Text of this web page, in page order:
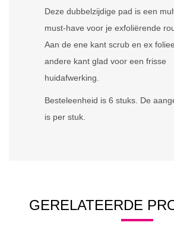
Deze dubbelzijdige pad is een
must-have voor je exfoliërende
Aan de ene kant scrub en ex
andere kant glad voor een frisse
huidafwerking.
Besteleenheid is 6 stuks. De
is per stuk.
GERELATEERDE